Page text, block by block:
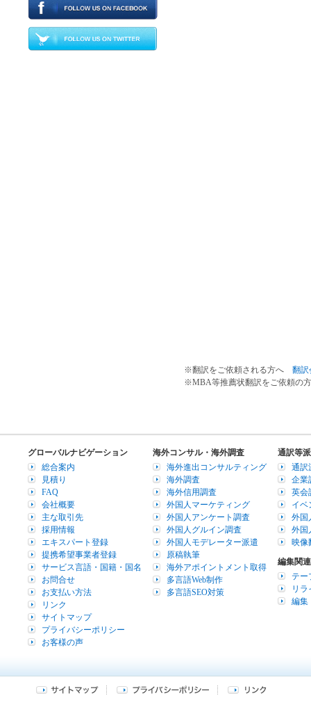
※翻訳をご依頼される方へ 翻訳
※MBA等推薦状翻訳をご依頼の
グローバルナビゲーション
総合案内
見積り
FAQ
会社概要
主な取引先
採用情報
エキスパート登録
提携希望事業者登録
サービス言語・国籍・国名
お問合せ
お支払い方法
リンク
サイトマップ
プライバシーポリシー
お客様の声
海外コンサル・海外調査
海外進出コンサルティング
海外調査
海外信用調査
外国人マーケティング
外国人アンケート調査
外国人グルイン調査
外国人モデレーター派遣
原稿執筆
海外アポイントメント取得
多言語Web制作
多言語SEO対策
通訳等
通訳
企業
英会
イベ
外国
外国
映像
編集関連
テー
リラ
編集